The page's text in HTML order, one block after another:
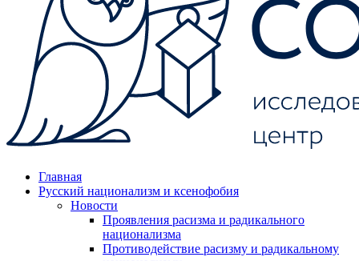
Главная
Русский национализм и ксенофобия
Новости
Проявления расизма и радикального
национализма
Противодействие расизму и радикальному